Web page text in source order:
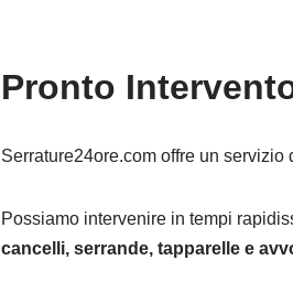
Pronto
Serrature24ore.com offre un servizio
Possiamo intervenire in tempi
cancelli, serrande, tapparelle e